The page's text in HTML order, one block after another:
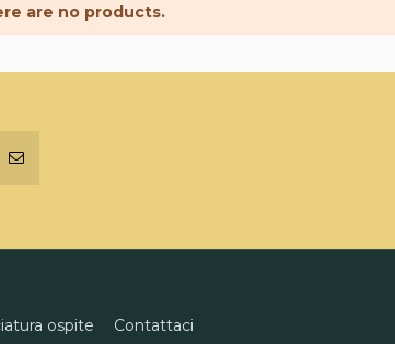
are no products.
ospite Contattaci